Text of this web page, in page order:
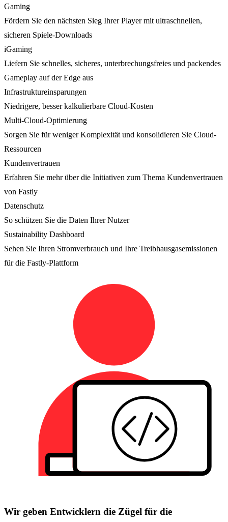
Gaming
Fördern Sie den nächsten Sieg Ihrer Player mit ultraschnellen,
sicheren Spiele-Downloads
iGaming
Liefern Sie schnelles, sicheres, unterbrechungsfreies und packendes
Gameplay auf der Edge aus
Infrastruktureinsparungen
Niedrigere, besser kalkulierbare Cloud-Kosten
Multi-Cloud-Optimierung
Sorgen Sie für weniger Komplexität und konsolidieren Sie Cloud-
Ressourcen
Kundenvertrauen
Erfahren Sie mehr über die Initiativen zum Thema Kundenvertrauen
von Fastly
Datenschutz
So schützen Sie die Daten Ihrer Nutzer
Sustainability Dashboard
Sehen Sie Ihren Stromverbrauch und Ihre Treibhausgasemissionen
für die Fastly-Plattform
Wir geben Entwicklern die Zügel für die